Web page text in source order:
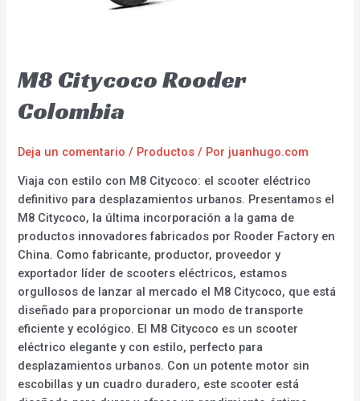
M8 Citycoco Rooder
Colombia
Deja un comentario / Productos / Por juanhugo.com
Viaja con estilo con M8 Citycoco: el scooter eléctrico
definitivo para desplazamientos urbanos. Presentamos el
M8 Citycoco, la última incorporación a la gama de
productos innovadores fabricados por Rooder Factory en
China. Como fabricante, productor, proveedor y
exportador líder de scooters eléctricos, estamos
orgullosos de lanzar al mercado el M8 Citycoco, que está
diseñado para proporcionar un modo de transporte
eficiente y ecológico. El M8 Citycoco es un scooter
eléctrico elegante y con estilo, perfecto para
desplazamientos urbanos. Con un potente motor sin
escobillas y un cuadro duradero, este scooter está